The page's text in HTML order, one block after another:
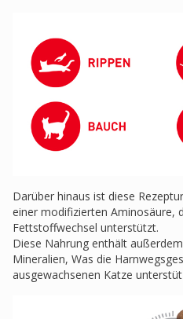
Darüber hinaus ist diese
einer modifizierten Aminosäure,
Fettstoffwechsel unterstützt.
Diese Nahrung enthält
Mineralien, Was die
ausgewachsenen Katze